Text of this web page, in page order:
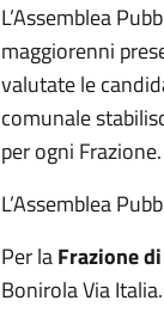
L’Assemblea
maggiorenni
valutate le
comunale
per ogni Frazione.
L’Assemblea
Per laFrazione
Bonirola Via Italia.